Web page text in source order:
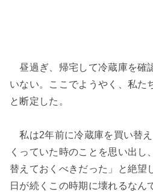
昼過ぎ、帰宅して冷蔵庫を確
いない。ここでようやく、私た
と断定した。
私は2年前に冷蔵庫を買い替
くっていた時のことを思い出し
替えておくべきだった」と絶望
日が続くこの時期に壊れるなん